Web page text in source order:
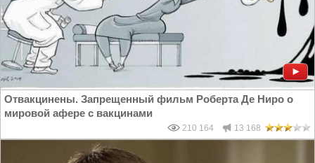
Отвакцинены. Запрещенный фильм Роберта Де Ниро о
мировой афере с вакцинами
210 164 13 168